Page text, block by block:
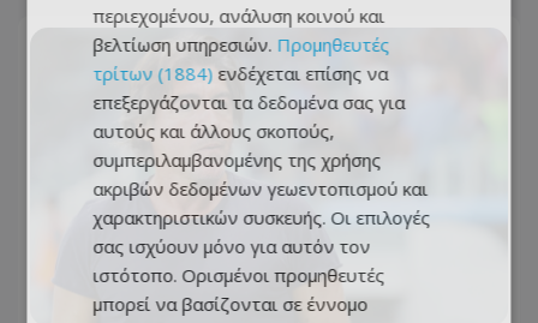
περιεχομένου, ανάλυση κοινού και
βελτίωση υπηρεσιών. Προμηθευτές
τρίτων (1884) ενδέχεται επίσης να
επεξεργάζονται τα δεδομένα σας για
αυτούς και άλλους σκοπούς,
συμπεριλαμβανομένης της χρήσης
ακριβών δεδομένων γεωεντοπισμού και
χαρακτηριστικών συσκευής. Οι επιλογές
σας ισχύουν μόνο για αυτόν τον
ιστότοπο. Ορισμένοι προμηθευτές
μπορεί να βασίζονται σε έννομο